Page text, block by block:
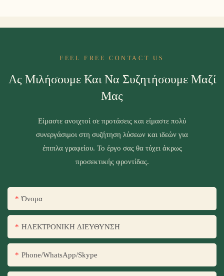
FEEL FREE CONTACT US
Ας Μιλήσουμε Και Να Συζητήσουμε Μαζί
Μας
Είμαστε ανοιχτοί σε προτάσεις και είμαστε πολύ
συνεργάσιμοι στη συζήτηση λύσεων και ιδεών για
έπιπλα γραφείου. Το έργο σας θα τύχει άκρως
προσεκτικής φροντίδας.
Όνομα
ΗΛΕΚΤΡΟΝΙΚΗ ΔΙΕΥΘΥΝΣΗ
Phone/WhatsApp/Skype